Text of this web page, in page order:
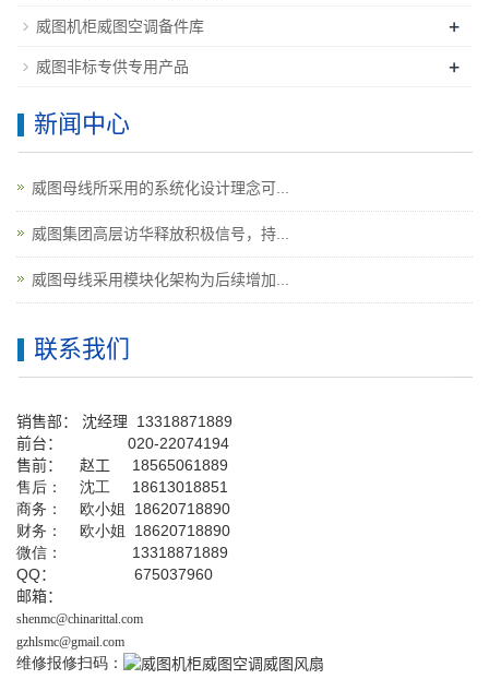
威图机柜威图空调备件库 +
威图非标专供专用产品 +
新闻中心
威图母线所采用的系统化设计理念可...
威图集团高层访华释放积极信号，持...
威图母线采用模块化架构为后续增加...
联系我们
销售部： 沈经理 13318871889
前台： 020-22074194
售前： 赵工 18565061889
售后： 沈工 18613018851
商务： 欧小姐 18620718890
财务： 欧小姐 18620718890
微信： 13318871889
QQ： 675037960
邮箱：
shenmc@chinarittal.com
gzhlsmc@gmail.com
维修报修扫码：